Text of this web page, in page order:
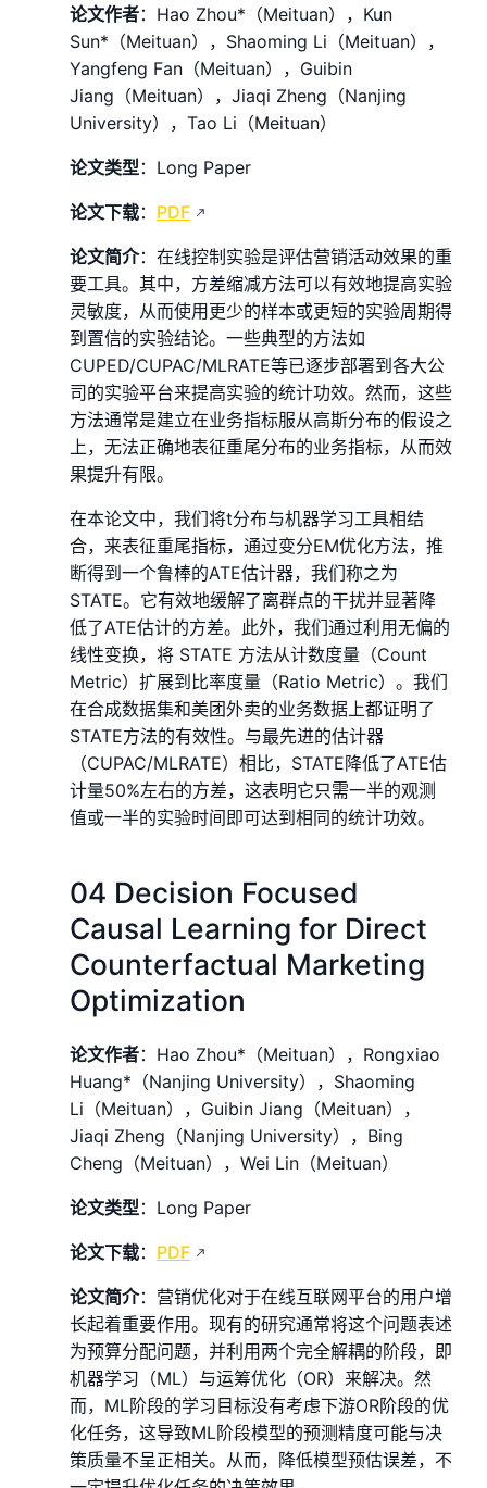
论文作者：Hao Zhou*（Meituan），Kun
Sun*（Meituan），Shaoming Li（Meituan），
Yangfeng Fan（Meituan），Guibin
Jiang（Meituan），Jiaqi Zheng（Nanjing
University），Tao Li（Meituan）
论文类型 ：Long Paper
论文下载： PDF
论文简介：在线控制实验是评估营销活动效果的重
要工具。其中，方差缩减方法可以有效地提高实验
灵敏度，从而使用更少的样本或更短的实验周期得
到置信的实验结论。一些典型的方法如
CUPED/CUPAC/MLRATE等已逐步部署到各大公
司的实验平台来提高实验的统计功效。然而，这些
方法通常是建立在业务指标服从高斯分布的假设之
上，无法正确地表征重尾分布的业务指标，从而效
果提升有限。
在本论文中，我们将t分布与机器学习工具相结
合，来表征重尾指标，通过变分EM优化方法，推
断得到一个鲁棒的ATE估计器，我们称之为
STATE。它有效地缓解了离群点的干扰并显著降
低了ATE估计的方差。此外，我们通过利用无偏的
线性变换，将 STATE 方法从计数度量（Count
Metric）扩展到比率度量（Ratio Metric）。我们
在合成数据集和美团外卖的业务数据上都证明了
STATE方法的有效性。与最先进的估计器
（CUPAC/MLRATE）相比，STATE降低了ATE估
计量50%左右的方差，这表明它只需一半的观测
值或一半的实验时间即可达到相同的统计功效。
04 Decision Focused
Causal Learning for Direct
Counterfactual Marketing
Optimization
论文作者：Hao Zhou*（Meituan），Rongxiao
Huang*（Nanjing University），Shaoming
Li（Meituan），Guibin Jiang（Meituan），
Jiaqi Zheng（Nanjing University），Bing
Cheng（Meituan），Wei Lin（Meituan）
论文类型 ：Long Paper
论文下载： PDF
论文简介：营销优化对于在线互联网平台的用户增
长起着重要作用。现有的研究通常将这个问题表述
为预算分配问题，并利用两个完全解耦的阶段，即
机器学习（ML）与运筹优化（OR）来解决。然
而，ML阶段的学习目标没有考虑下游OR阶段的优
化任务，这导致ML阶段模型的预测精度可能与决
策质量不呈正相关。从而，降低模型预估误差，不